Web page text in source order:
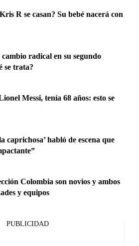
R se casan? Su bebé nacerá con
radical en su segundo
se trata?
Messi, tenía 68 años: esto se
caprichosa’ habló de escena que
Colombia son novios y ambos
y equipos
PUBLICIDAD